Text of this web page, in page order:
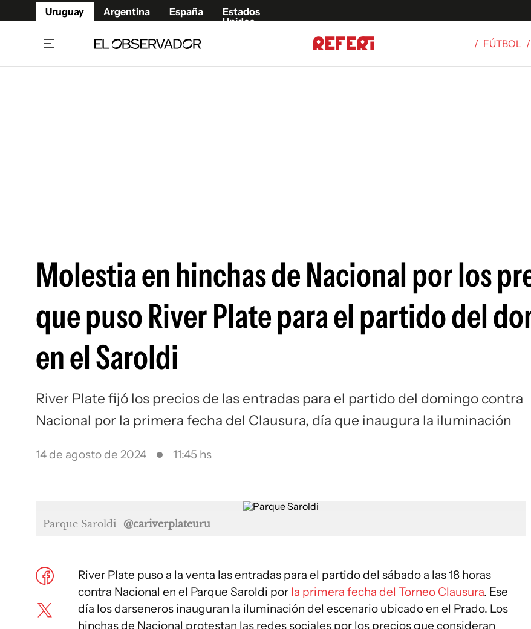
Uruguay Argentina España
Estados
Unidos
/ FÚTBOL
Molestia en hinchas de Nacional por los
que puso River Plate para el partido del
en el Saroldi
River Plate fijó los precios de las entradas para el partido del domingo contra
Nacional por la primera fecha del Clausura, día que inaugura la iluminación
14 de agosto de 2024 11:45 hs
Parque Saroldi @cariverplateuru
River Plate puso a la venta las entradas para el partido del sábado a las 18 horas
contra Nacional en el Parque Saroldi por la primera fecha del Torneo Clausura. Ese
día los darseneros inauguran la iluminación del escenario ubicado en el Prado. Los
hinchas de Nacional protestan las redes sociales por los precios que consideran